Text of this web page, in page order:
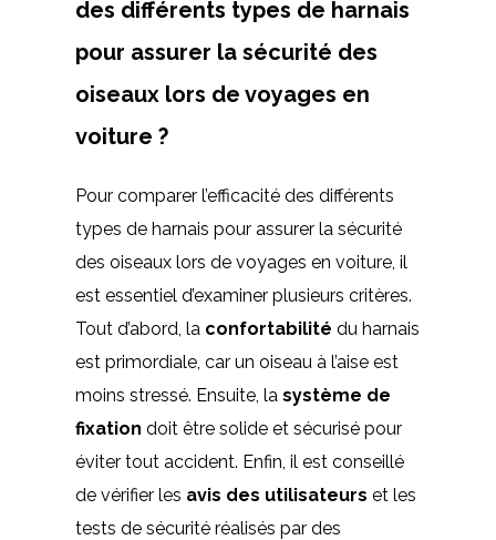
des différents types de harnais
pour assurer la sécurité des
oiseaux lors de voyages en
voiture ?
Pour comparer l’efficacité des différents
types de harnais pour assurer la sécurité
des oiseaux lors de voyages en voiture, il
est essentiel d’examiner plusieurs critères.
Tout d’abord, la confortabilité du harnais
est primordiale, car un oiseau à l’aise est
moins stressé. Ensuite, la système de
fixation doit être solide et sécurisé pour
éviter tout accident. Enfin, il est conseillé
de vérifier les avis des utilisateurs et les
tests de sécurité réalisés par des